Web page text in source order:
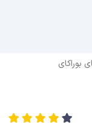
بوراکای